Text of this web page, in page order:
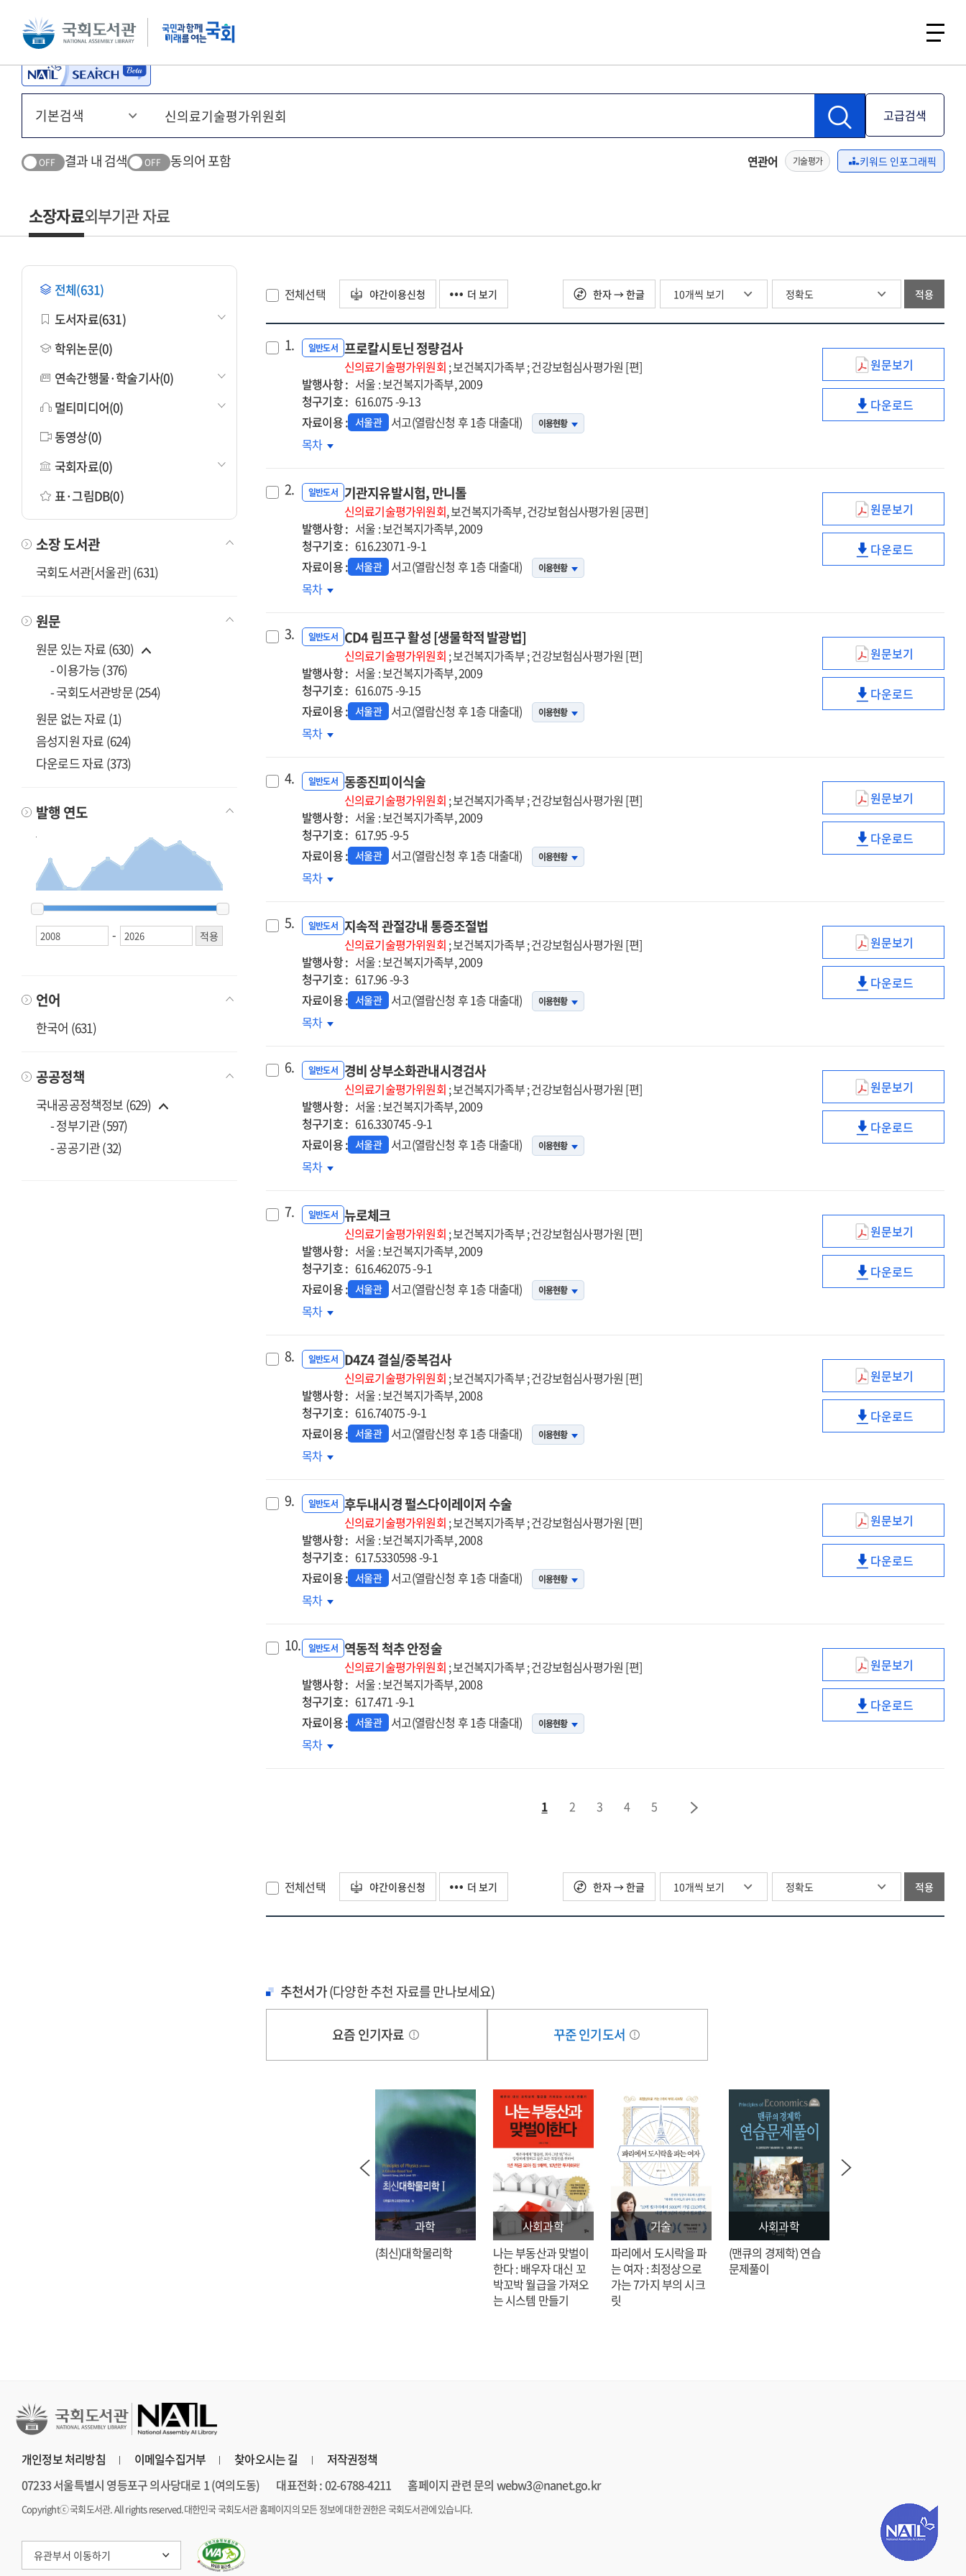
본문 바로가기 주메뉴 바로가기
고급검색
OFF 결과 내 검색 OFF 동의어 포함 연관어 기술평가 키워드 인포그래픽
소장자료외부기관 자료
전체(631)
도서자료(631)
학위논문(0)
연속간행물·학술기사(0)
멀티미디어(0)
동영상(0)
국회자료(0)
표·그림DB(0)
소장 도서관
국회도서관[서울관] (631)
원문
원문 있는 자료 (630)
- 이용가능 (376)
- 국회도서관방문 (254)
원문 없는 자료 (1)
음성지원 자료 (624)
다운로드 자료 (373)
발행 연도
-
언어
한국어 (631)
공공정책
국내공공정책정보 (629)
- 정부기관 (597)
- 공공기관 (32)
전체선택 야간이용신청 더 보기 한자 → 한글 적용
1. 일반도서 프로칼시토닌 정량검사
신의료기술평가위원회 ; 보건복지가족부 ; 건강보험심사평가원 [편]
발행사항 : 서울 : 보건복지가족부, 2009
청구기호 : 616.075 -9-13
자료이용 : 서울관 서고(열람신청 후 1층 대출대) 이용현황
프로칼시토닌
정량검사
원문보기
프로칼시토닌
다운로드
프로칼시토닌
목차
2. 일반도서 기관지유발시험, 만니톨
신의료기술평가위원회, 보건복지가족부, 건강보험심사평가원 [공편]
발행사항 : 서울 : 보건복지가족부, 2009
청구기호 : 616.23071 -9-1
자료이용 : 서울관 서고(열람신청 후 1층 대출대) 이용현황
기관지유발시험,
만니톨
원문보기
기관지유발시험,
다운로드
기관지유발시험,
목차
3. 일반도서 CD4 림프구 활성 [생물학적 발광법]
신의료기술평가위원회 ; 보건복지가족부 ; 건강보험심사평가원 [편]
발행사항 : 서울 : 보건복지가족부, 2009
청구기호 : 616.075 -9-15
자료이용 : 서울관 서고(열람신청 후 1층 대출대) 이용현황
CD4
림프구
활성
[생물학적
원문보기
CD4
다운로드
CD4
[생물학적
목차
4. 일반도서 동종진피이식술
신의료기술평가위원회 ; 보건복지가족부 ; 건강보험심사평가원 [편]
발행사항 : 서울 : 보건복지가족부, 2009
청구기호 : 617.95 -9-5
자료이용 : 서울관 서고(열람신청 후 1층 대출대) 이용현황
동종진피이식술
원문보기
동종진피이식술
다운로드
동종진피이식술
목차
5. 일반도서 지속적 관절강내 통증조절법
신의료기술평가위원회 ; 보건복지가족부 ; 건강보험심사평가원 [편]
발행사항 : 서울 : 보건복지가족부, 2009
청구기호 : 617.96 -9-3
자료이용 : 서울관 서고(열람신청 후 1층 대출대) 이용현황
지속적
관절강내
통증조절법
원문보기
지속적
다운로드
지속적
목차
6. 일반도서 경비 상부소화관내시경검사
신의료기술평가위원회 ; 보건복지가족부 ; 건강보험심사평가원 [편]
발행사항 : 서울 : 보건복지가족부, 2009
청구기호 : 616.330745 -9-1
자료이용 : 서울관 서고(열람신청 후 1층 대출대) 이용현황
경비
상부소화관내시
원문보기
경비
다운로드
경비
목차
7. 일반도서 뉴로체크
신의료기술평가위원회 ; 보건복지가족부 ; 건강보험심사평가원 [편]
발행사항 : 서울 : 보건복지가족부, 2009
청구기호 : 616.462075 -9-1
자료이용 : 서울관 서고(열람신청 후 1층 대출대) 이용현황
뉴로체크
원문보기
뉴로체크
다운로드
뉴로체크
목차
8. 일반도서 D4Z4 결실/중복검사
신의료기술평가위원회 ; 보건복지가족부 ; 건강보험심사평가원 [편]
발행사항 : 서울 : 보건복지가족부, 2008
청구기호 : 616.74075 -9-1
자료이용 : 서울관 서고(열람신청 후 1층 대출대) 이용현황
D4Z4
결실/
중복검사
원문보기
D4Z4
다운로드
D4Z4
목차
9. 일반도서 후두내시경 펄스다이레이저 수술
신의료기술평가위원회 ; 보건복지가족부 ; 건강보험심사평가원 [편]
발행사항 : 서울 : 보건복지가족부, 2008
청구기호 : 617.5330598 -9-1
자료이용 : 서울관 서고(열람신청 후 1층 대출대) 이용현황
후두내시경
펄스다이레이저
수술
원문보기
후두내시경
다운로드
후두내시경
목차
10. 일반도서 역동적 척추 안정술
신의료기술평가위원회 ; 보건복지가족부 ; 건강보험심사평가원 [편]
발행사항 : 서울 : 보건복지가족부, 2008
청구기호 : 617.471 -9-1
자료이용 : 서울관 서고(열람신청 후 1층 대출대) 이용현황
역동적
척추
안정술
원문보기
역동적
다운로드
역동적
목차
1 2 3 4 5
전체선택 야간이용신청 더 보기 한자 → 한글 적용
추천서가(다양한 추천 자료를 만나보세요)
요즘 인기자료 꾸준 인기도서
과학
(최신)대학물리학
사회과학
나는 부동산과 맞벌이
한다 : 배우자 대신 꼬
박꼬박 월급을 가져오
는 시스템 만들기
기술
파리에서 도시락을 파
는 여자 : 최정상으로
가는 7가지 부의 시크
릿
사회과학
(맨큐의 경제학) 연습
문제풀이
개인정보 처리방침 이메일수집거부 찾아오시는 길
저작권정책
07233 서울특별시 영등포구 의사당대로 1 (여의도동)
대표전화 : 02-6788-4211 홈페이지 관련 문의 webw3@nanet.go.kr
Copyrightⓒ 국회도서관. All rights reserved.대한민국 국회도서관 홈페이지의 모든 정보에 대한 권한은 국회도서관에 있습니다.
유관부서 이동하기